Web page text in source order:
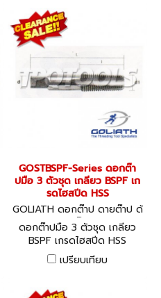
GOSTBSPF-Series ดอกต๊า
ปมือ 3 ตัวชุด เกลียว BSPF เก
รดไฮสปีด HSS
GOLIATH ดอกต๊าป ดายต๊าป ด้
ามต๊าป
ดอกต๊าปมือ 3 ตัวชุด เกลียว
BSPF เกรดไฮสปีด HSS
เปรียบเทียบ